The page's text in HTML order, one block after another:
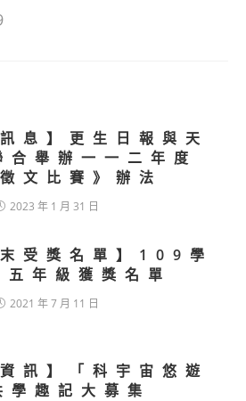
息】更生日報與天
合舉辦一一二年度
文比賽》辦法
2023 年 1 月 31 日
受獎名單】109學
年級獲獎名單
2021 年 7 月 11 日
訊】「科宇宙悠遊
學趣記大募集